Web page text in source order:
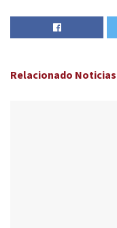
Relacionado Noticias